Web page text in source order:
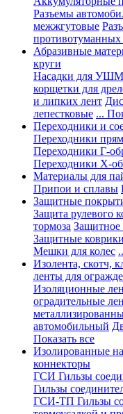
Разъемы
межжгутовые
противотуманных
Абразивные
круги
Насадки для УШМ
корщетки для
и липких лент
лепестковые ...
Переходники и
Переходники
Переходники Г-
Переходники Х-
Материалы для
Припои и сплавы
Защитные
Защита рулевого
тормоза Защитное
Защитные коврики
Мешки для колес
Изолента, скотч,
ленты для
Изоляционные
оградительные
автомобильный
Показать все
Изолированные
коннекторы
ГСИ Гильзы
Гильзы
ГСИ-ТП Гильзы